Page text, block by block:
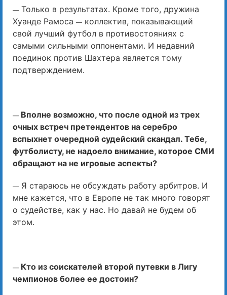
— Только в результатах. Кроме того, дружина
Хуанде Рамоса — коллектив, показывающий
свой лучший футбол в противостояниях с
самыми сильными оппонентами. И недавний
поединок против Шахтера является тому
подтверждением.
— Вполне возможно, что после одной из трех
очных встреч претендентов на серебро
вспыхнет очередной судейский скандал. Тебе,
футболисту, не надоело внимание, которое СМИ
обращают на не игровые аспекты?
— Я стараюсь не обсуждать работу арбитров. И
мне кажется, что в Европе не так много говорят
о судействе, как у нас. Но давай не будем об
этом.
— Кто из соискателей второй путевки в Лигу
чемпионов более ее достоин?